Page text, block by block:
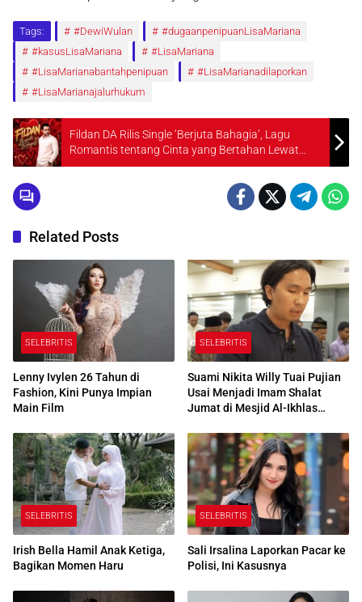
Tags: #DewiWulan
#dugaanpenipuanLisaMariana
#kasusLisaMariana
#LisaMariana
#LisaMarianabantahpenipuan
#LisaMarianadilaporkan
#LisaMarianajalurhukum
Fildan DA Rilis Single ‘Berjuta Bahagia’, Lagu
Romantis tentang Cinta yang Bertahan Lewat
Komitmen
Related Posts
SELEBRITIS
Lenny Ivylen 26 Tahun di
Fashion, Kini Punya Impian
Main Film
SELEBRITIS
Suami Nikita Willy Tuai Pujian
Usai Menjadi Imam Shalat
Jumat di Mesjid Al-Ikhlas
SELEBRITIS
Irish Bella Hamil Anak Ketiga,
Bagikan Momen Haru
SELEBRITIS
Sali Irsalina Laporkan Pacar ke
Polisi, Ini Kasusnya